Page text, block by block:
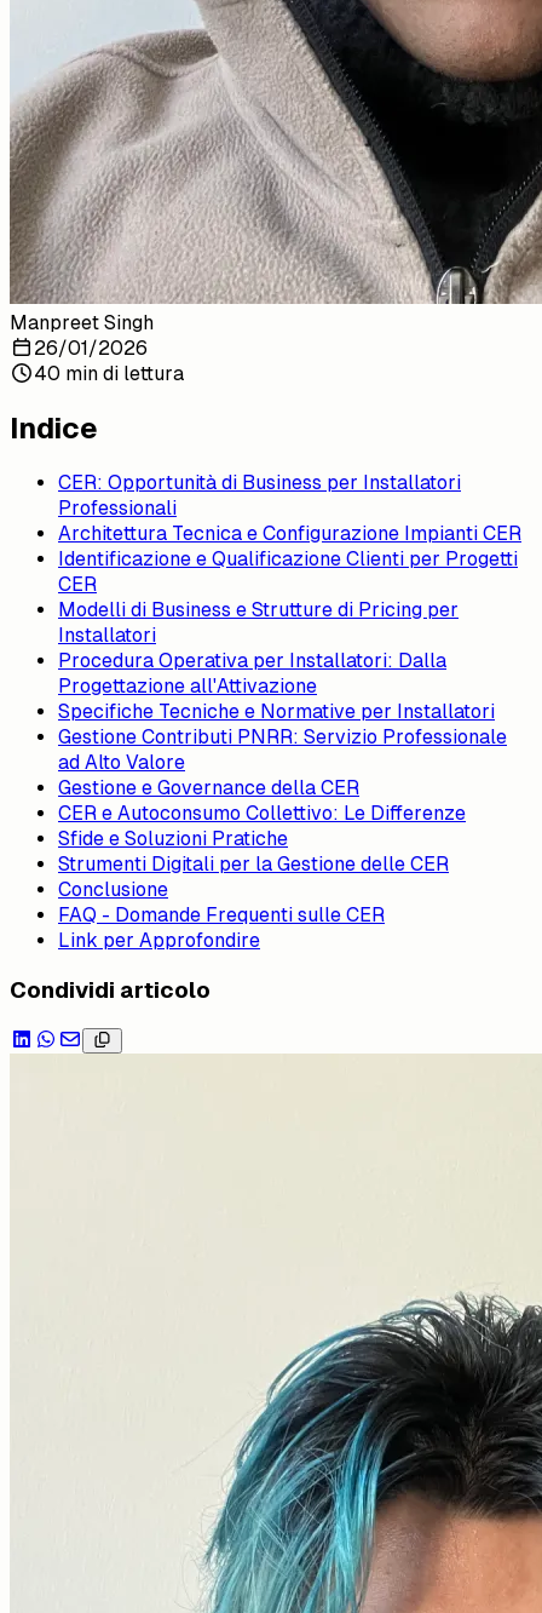
Manpreet Singh
26/01/2026
40 min di lettura
Indice
CER: Opportunità di Business per Installatori
Professionali
Architettura Tecnica e Configurazione Impianti CER
Identificazione e Qualificazione Clienti per Progetti
CER
Modelli di Business e Strutture di Pricing per
Installatori
Procedura Operativa per Installatori: Dalla
Progettazione all'Attivazione
Specifiche Tecniche e Normative per Installatori
Gestione Contributi PNRR: Servizio Professionale
ad Alto Valore
Gestione e Governance della CER
CER e Autoconsumo Collettivo: Le Differenze
Sfide e Soluzioni Pratiche
Strumenti Digitali per la Gestione delle CER
Conclusione
FAQ - Domande Frequenti sulle CER
Link per Approfondire
Condividi articolo